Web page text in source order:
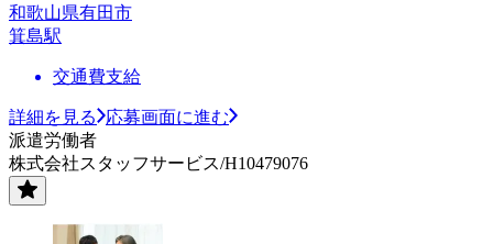
和歌山県有田市
箕島駅
交通費支給
詳細を見る
応募画面に進む
派遣労働者
株式会社スタッフサービス/H10479076